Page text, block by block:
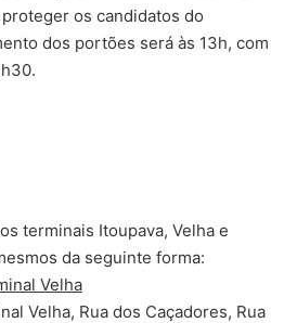
os candidatos do
dos portões será às 13h, com
terminais Itoupava, Velha e
da seguinte forma:
Velha
Velha, Rua dos Caçadores, Rua